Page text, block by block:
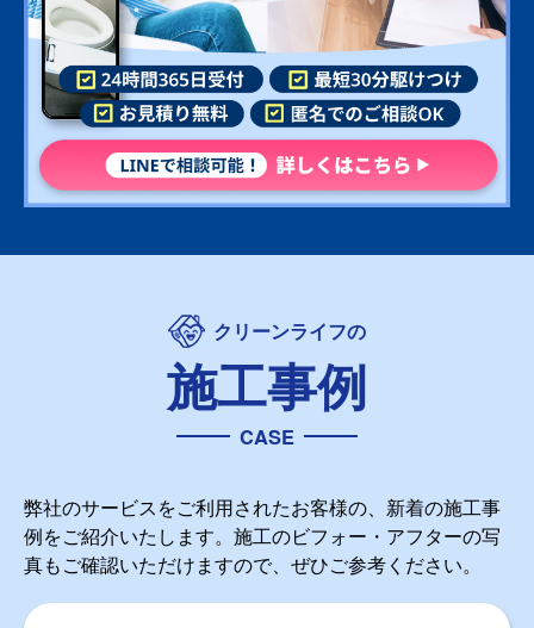
クリーンライフの
施工事例
CASE
弊社のサービスをご利用されたお客様の、新着の施工事
例をご紹介いたします。施工のビフォー・アフターの写
真もご確認いただけますので、ぜひご参考ください。